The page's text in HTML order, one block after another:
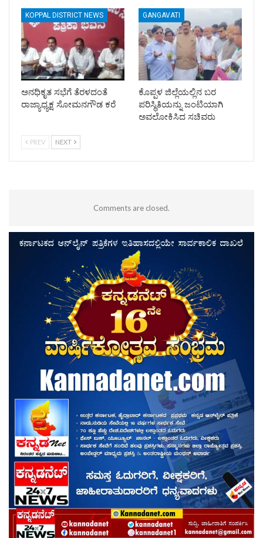
KOPPAL DISTRICT NEWS
ಅನಧಿಕೃತ ಸಭೆಗೆ ತೆರಳದಂತೆ
ರಾಜ್ಯಾಧ್ಯಕ್ಷ ಸೋಮನಗೌಡ ಕರೆ
GANGAVATI
ಕೊಪ್ಪಳ ಜಿಲ್ಲೆಯಲ್ಲಿನ ಬರ
ಪರಿಸ್ಥಿತಿಯನ್ನು ಜಂಟಿಯಾಗಿ
ಅವಲೋಕಿಸಿದ ಸಚಿವರು
PREV NEXT
Comments are closed.